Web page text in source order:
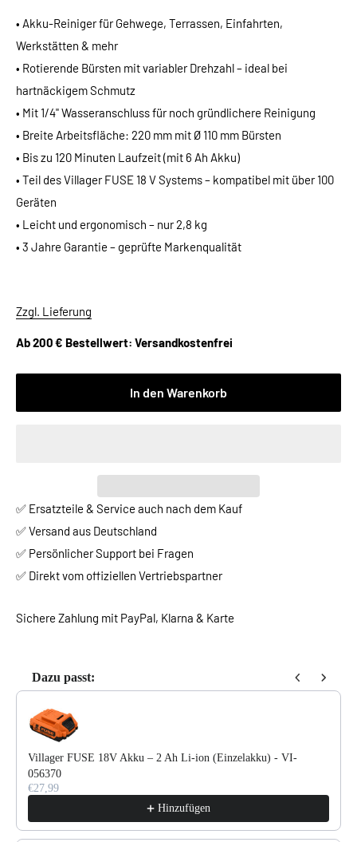
• Akku-Reiniger für Gehwege, Terrassen, Einfahrten,
Werkstätten & mehr
• Rotierende Bürsten mit variabler Drehzahl – ideal bei
hartnäckigem Schmutz
• Mit 1/4" Wasseranschluss für noch gründlichere Reinigung
• Breite Arbeitsfläche: 220 mm mit Ø 110 mm Bürsten
• Bis zu 120 Minuten Laufzeit (mit 6 Ah Akku)
• Teil des Villager FUSE 18 V Systems – kompatibel mit über 100
Geräten
• Leicht und ergonomisch – nur 2,8 kg
• 3 Jahre Garantie – geprüfte Markenqualität
Zzgl. Lieferung
Ab 200 € Bestellwert: Versandkostenfrei
In den Warenkorb
✅ Ersatzteile & Service auch nach dem Kauf
✅ Versand aus Deutschland
✅ Persönlicher Support bei Fragen
✅ Direkt vom offiziellen Vertriebspartner
Sichere Zahlung mit PayPal, Klarna & Karte
Dazu passt:
Use the Previous and Next buttons to navigate through product
Villager FUSE 18V Akku – 2 Ah Li-ion (Einzelakku) - VI-
056370
€27,99
Hinzufügen